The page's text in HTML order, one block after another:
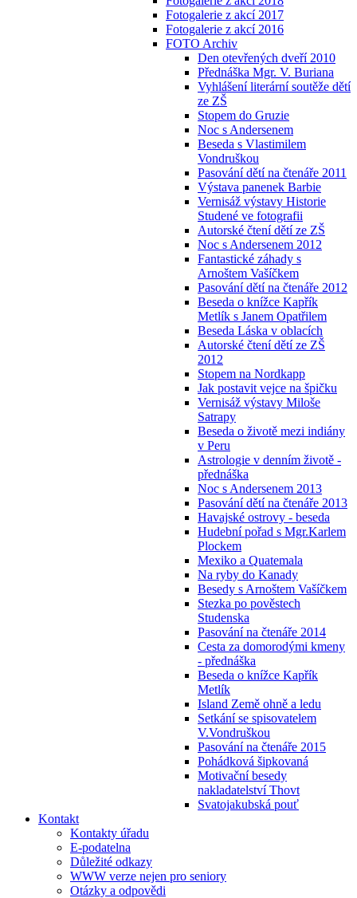
Fotogalerie z akcí 2017
Fotogalerie z akcí 2016
FOTO Archiv
Den otevřených dveří 2010
Přednáška Mgr. V. Buriana
Vyhlášení literární soutěže dětí
ze ZŠ
Stopem do Gruzie
Noc s Andersenem
Beseda s Vlastimilem
Vondruškou
Pasování dětí na čtenáře 2011
Výstava panenek Barbie
Vernisáž výstavy Historie
Studené ve fotografii
Autorské čtení dětí ze ZŠ
Noc s Andersenem 2012
Fantastické záhady s
Arnoštem Vašíčkem
Pasování dětí na čtenáře 2012
Beseda o knížce Kapřík
Metlík s Janem Opatřilem
Beseda Láska v oblacích
Autorské čtení dětí ze ZŠ
2012
Stopem na Nordkapp
Jak postavit vejce na špičku
Vernisáž výstavy Miloše
Satrapy
Beseda o životě mezi indiány
v Peru
Astrologie v denním životě -
přednáška
Noc s Andersenem 2013
Pasování dětí na čtenáře 2013
Havajské ostrovy - beseda
Hudební pořad s Mgr.Karlem
Plockem
Mexiko a Quatemala
Na ryby do Kanady
Besedy s Arnoštem Vašíčkem
Stezka po pověstech
Studenska
Pasování na čtenáře 2014
Cesta za domorodými kmeny
- přednáška
Beseda o knížce Kapřík
Metlík
Island Země ohně a ledu
Setkání se spisovatelem
V.Vondruškou
Pasování na čtenáře 2015
Pohádková šipkovaná
Motivační besedy
nakladatelství Thovt
Svatojakubská pouť
Kontakt
Kontakty úřadu
E-podatelna
Důležité odkazy
WWW verze nejen pro seniory
Otázky a odpovědi